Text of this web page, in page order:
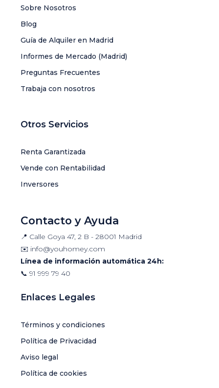
Sobre Nosotros
Blog
Guía de Alquiler en Madrid
Informes de Mercado (Madrid)
Preguntas Frecuentes
Trabaja con nosotros
Otros Servicios
Renta Garantizada
Vende con Rentabilidad
Inversores
Contacto y Ayuda
📍 Calle Goya 47, 2 B - 28001 Madrid
✉️ info@youhomey.com
Línea de información automática 24h:
📞 91 999 79 40
Enlaces Legales
Términos y condiciones
Política de Privacidad
Aviso legal
Política de cookies